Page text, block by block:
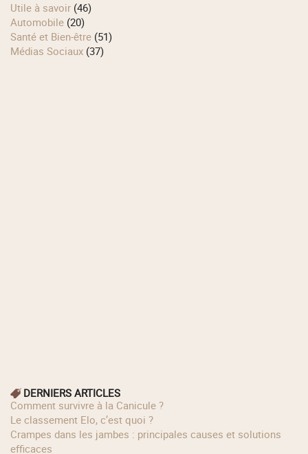
Utile à savoir (46)
Automobile (20)
Santé et Bien-être (51)
Médias Sociaux (37)
DERNIERS ARTICLES
Comment survivre à la Canicule ?
Le classement Elo, c’est quoi ?
Crampes dans les jambes : principales causes et solutions
efficaces